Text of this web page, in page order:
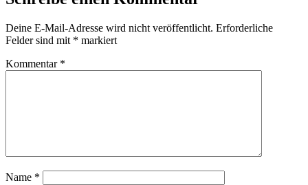
Deine E-Mail-Adresse wird nicht veröffentlicht. Erforderliche
Felder sind mit * markiert
Kommentar *
Name *